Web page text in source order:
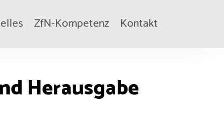
ZfN-Kompetenz Kontakt
Herausgabe